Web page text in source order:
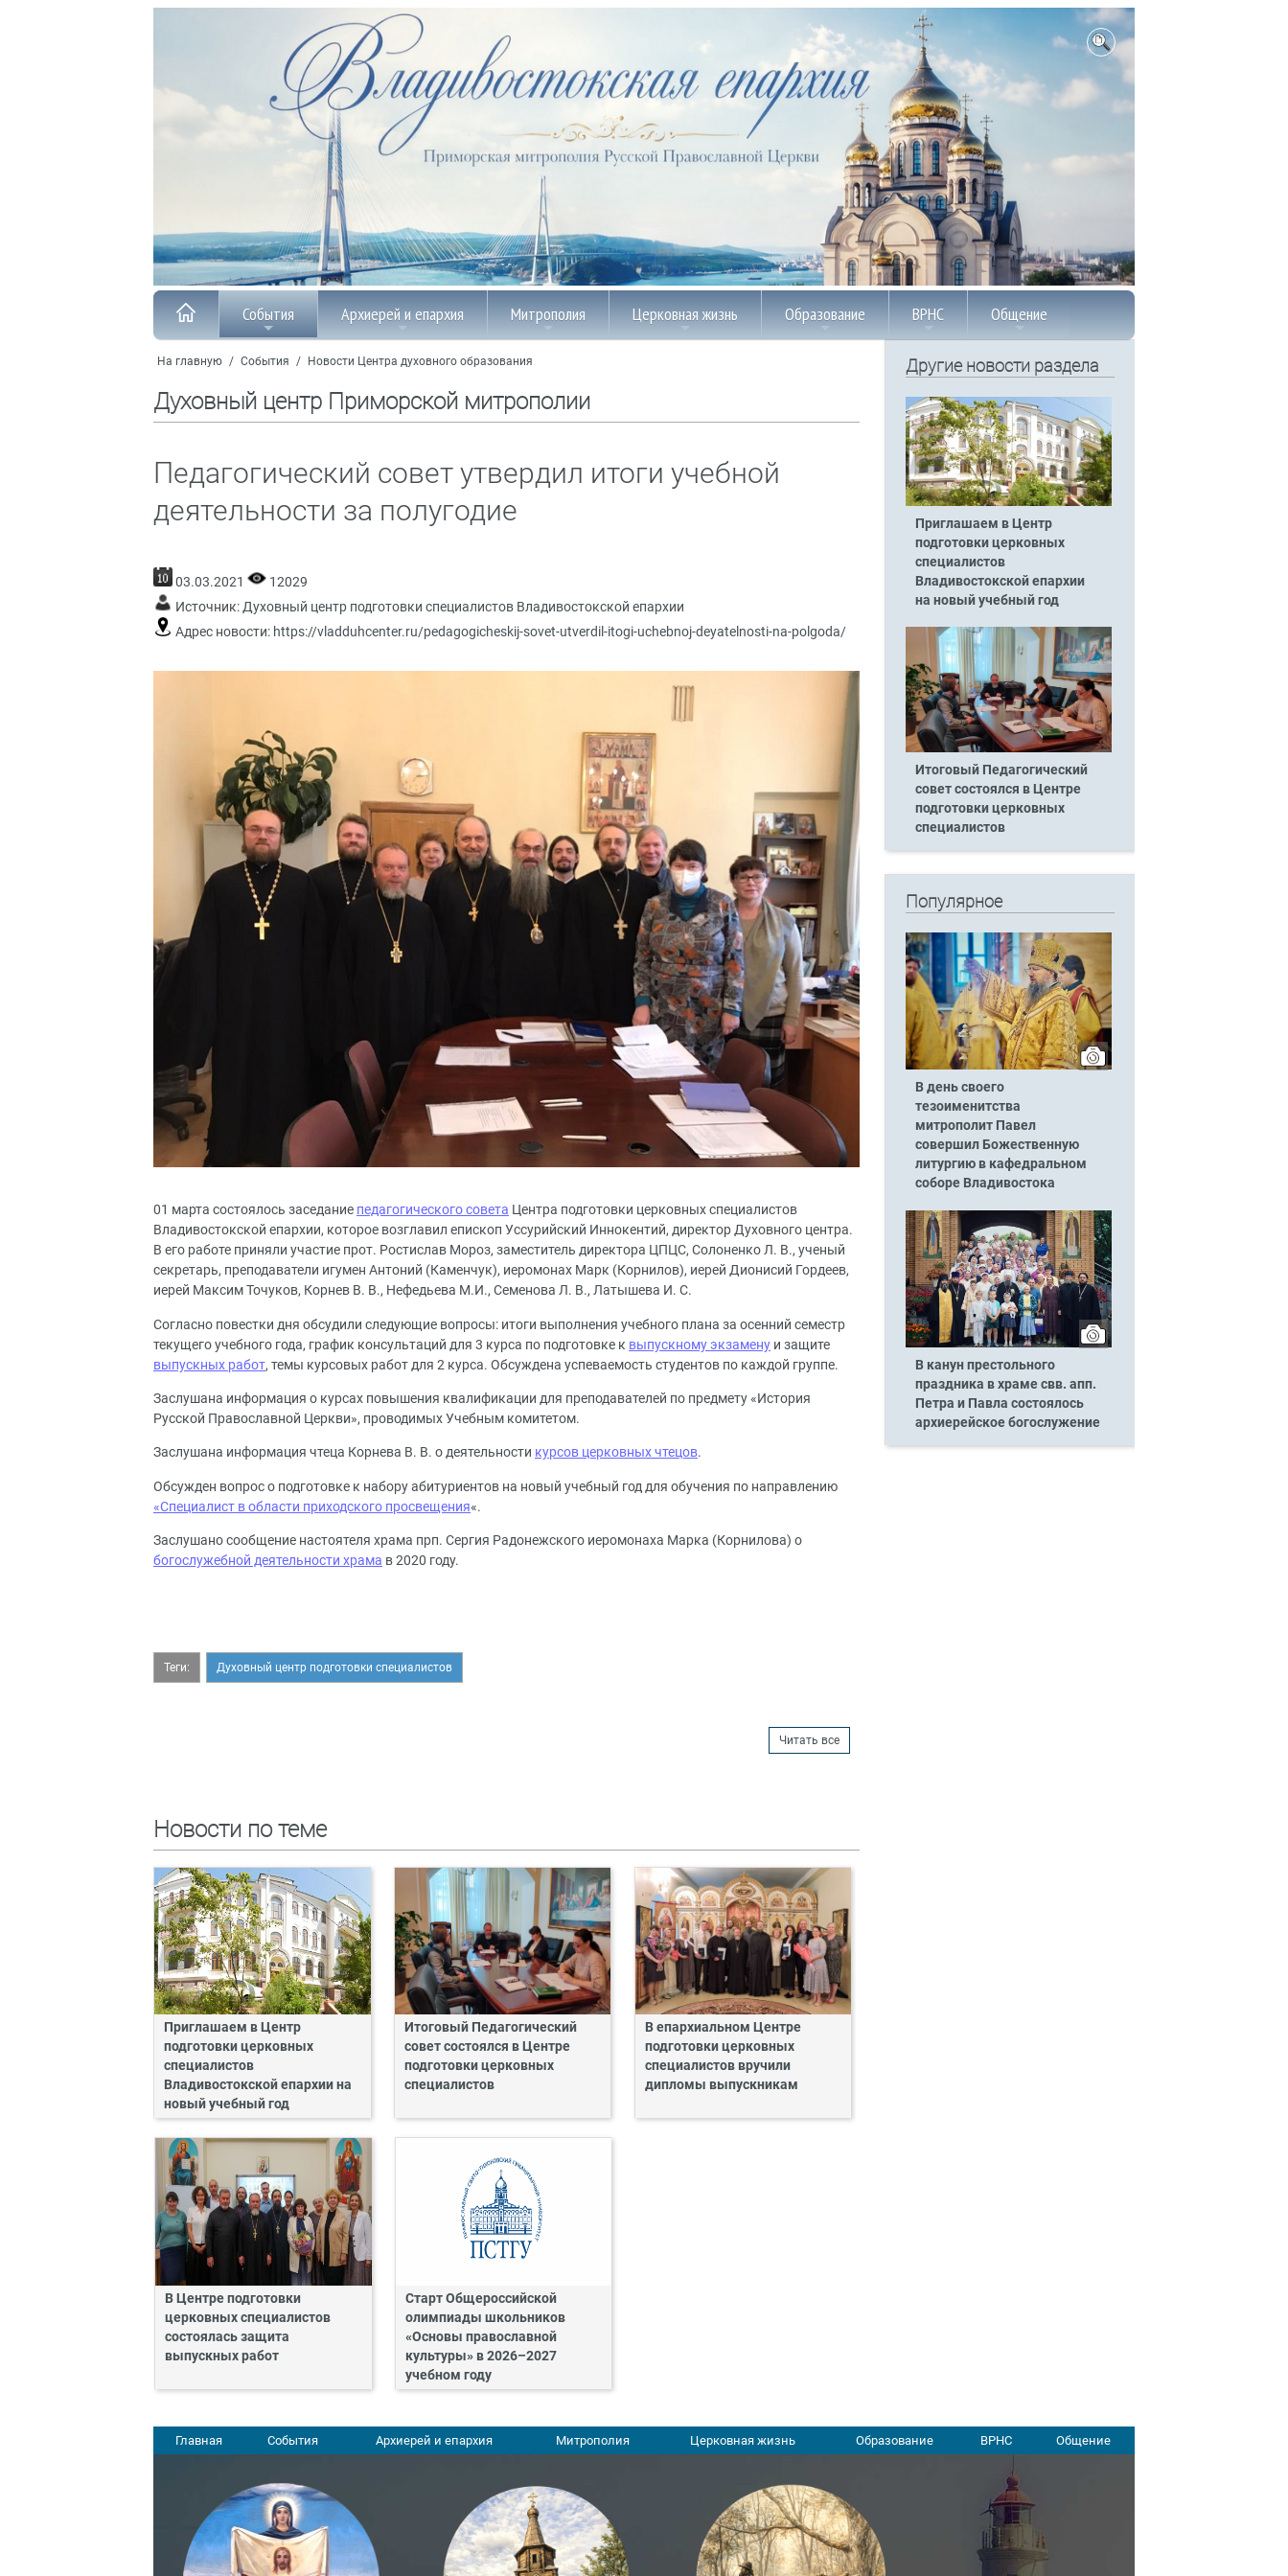
События Архиерей и епархия Митрополия Церковная жизнь Образование ВРНС Общение
На главную / События / Новости Центра духовного образования
Духовный центр Приморской митрополии
Педагогический совет утвердил итоги учебной
деятельности за полугодие
03.03.2021
12029
Источник:Духовный центр подготовки специалистов Владивостокской епархии
Адрес новости: https://vladduhcenter.ru/pedagogicheskij-sovet-utverdil-itogi-uchebnoj-deyatelnosti-na-polgoda/
01 марта состоялось заседание педагогического совета Центра подготовки церковных специалистов
Владивостокской епархии, которое возглавил епископ Уссурийский Иннокентий, директор Духовного центра.
В его работе приняли участие прот. Ростислав Мороз, заместитель директора ЦПЦС, Солоненко Л. В., ученый
секретарь, преподаватели игумен Антоний (Каменчук), иеромонах Марк (Корнилов), иерей Дионисий Гордеев,
иерей Максим Точуков, Корнев В. В., Нефедьева М.И., Семенова Л. В., Латышева И. С.
Согласно повестки дня обсудили следующие вопросы: итоги выполнения учебного плана за осенний семестр
текущего учебного года, график консультаций для 3 курса по подготовке к выпускному экзамену и защите
выпускных работ, темы курсовых работ для 2 курса. Обсуждена успеваемость студентов по каждой группе.
Заслушана информация о курсах повышения квалификации для преподавателей по предмету «История
Русской Православной Церкви», проводимых Учебным комитетом.
Заслушана информация чтеца Корнева В. В. о деятельности курсов церковных чтецов.
Обсужден вопрос о подготовке к набору абитуриентов на новый учебный год для обучения по направлению
«Специалист в области приходского просвещения«.
Заслушано сообщение настоятеля храма прп. Сергия Радонежского иеромонаха Марка (Корнилова) о
богослужебной деятельности храма в 2020 году.
Теги: Духовный центр подготовки специалистов
Читать все
Новости по теме
Приглашаем в Центр
подготовки церковных
специалистов
Владивостокской епархии на
новый учебный год
Итоговый Педагогический
совет состоялся в Центре
подготовки церковных
специалистов
В епархиальном Центре
подготовки церковных
специалистов вручили
дипломы выпускникам
В Центре подготовки
церковных специалистов
состоялась защита
выпускных работ
Старт Общероссийской
олимпиады школьников
«Основы православной
культуры» в 2026–2027
учебном году
Другие новости раздела
Приглашаем в Центр
подготовки церковных
специалистов
Владивостокской епархии
на новый учебный год
Итоговый Педагогический
совет состоялся в Центре
подготовки церковных
специалистов
Популярное
В день своего
тезоименитства
митрополит Павел
совершил Божественную
литургию в кафедральном
соборе Владивостока
В канун престольного
праздника в храме свв. апп.
Петра и Павла состоялось
архиерейское богослужение
Главная События Архиерей и епархия Митрополия Церковная жизнь Образование ВРНС Общение